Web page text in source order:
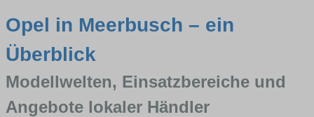
Opel in Meerbusch – ein
Überblick
Modellwelten, Einsatzbereiche und
Angebote lokaler Händler